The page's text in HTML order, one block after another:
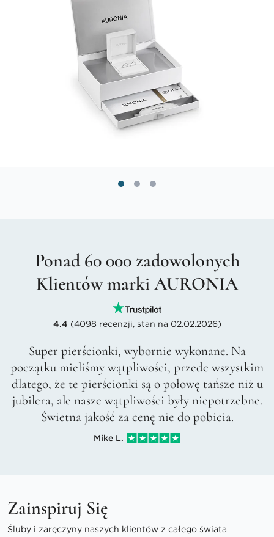
Ponad 60 000 zadowolonych
Klientów marki AURONIA
4.4 (4098 recenzji, stan na 02.02.2026)
Super pierścionki, wybornie wykonane. Na
początku mieliśmy wątpliwości, przede wszystkim
dlatego, że te pierścionki są o połowę tańsze niż u
jubilera, ale nasze wątpliwości były niepotrzebne.
Świetna jakość za cenę nie do pobicia.
Mike L.
Zainspiruj Się
Śluby i zaręczyny naszych klientów z całego świata